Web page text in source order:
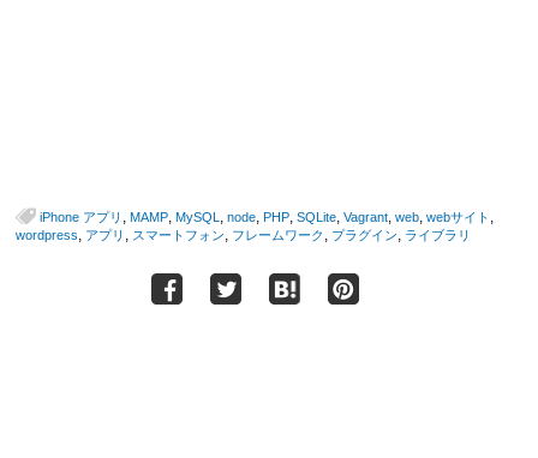
iPhone アプリ , MAMP, MySQL , node, PHP, SQLite, Vagrant, web, webサイト ,
wordpress, アプリ , スマートフォン, フレームワーク , プラグイン, ライブラリ